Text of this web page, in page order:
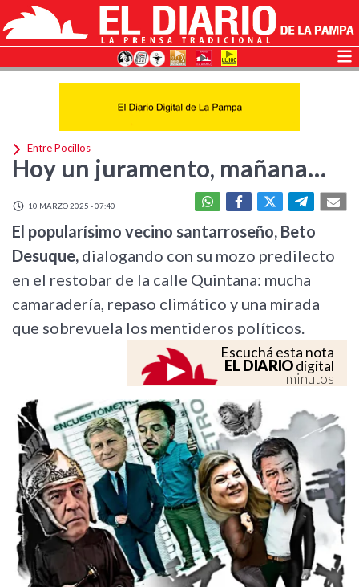
Entre Pocillos
Hoy un juramento, mañana…
10 MARZO 2025 - 07:40
El popularísimo vecino santarroseño, Beto
Desuque, dialogando con su mozo predilecto
en el restobar de la calle Quintana: mucha
camaradería, repaso climático y una mirada
que sobrevuela los mentideros políticos.
Escuchá esta nota
EL DIARIOdigital
minutos